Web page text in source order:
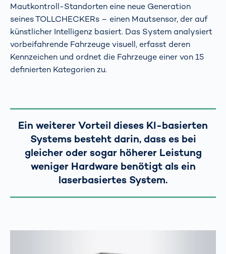
Mautkontroll-Standorten eine neue Generation
seines TOLLCHECKERs – einen Mautsensor, der auf
künstlicher Intelligenz basiert. Das System analysiert
vorbeifahrende Fahrzeuge visuell, erfasst deren
Kennzeichen und ordnet die Fahrzeuge einer von 15
definierten Kategorien zu.
Ein weiterer Vorteil dieses KI-basierten
Systems besteht darin, dass es bei
gleicher oder sogar höherer Leistung
weniger Hardware benötigt als ein
laserbasiertes System.